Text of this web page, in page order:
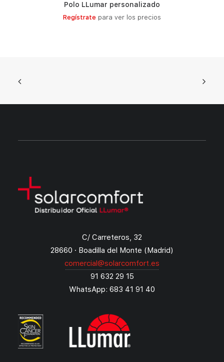
Polo LLumar personalizado
Regístrate para ver los precios
C/ Carreteros, 32
28660 · Boadilla del Monte (Madrid)
comercial@solarcomfort.es
91 632 29 15
WhatsApp: 683 41 91 40